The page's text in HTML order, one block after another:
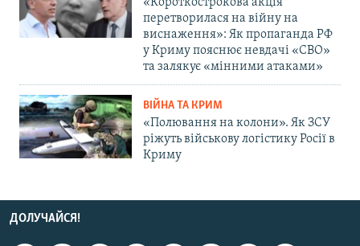
перетворилася на війну на
виснаження»: Як пропаганда РФ
у Криму пояснює невдачі «СВО»
та залякує «мінними атаками»
ВІЙНА ТА КРИМ
«Полювання на колони». Як ЗСУ
ріжуть військову логістику Росії в
Криму
ДОЛУЧАЙСЯ!